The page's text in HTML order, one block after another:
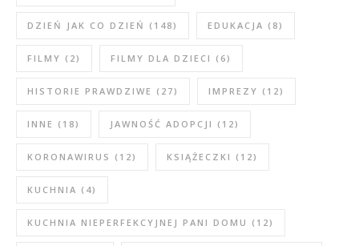
DZIEŃ JAK CO DZIEŃ (148) EDUKACJA (8)
FILMY (2) FILMY DLA DZIECI (6)
HISTORIE PRAWDZIWE (27) IMPREZY (12)
INNE (18) JAWNOŚĆ ADOPCJI (12)
KORONAWIRUS (12) KSIĄŻECZKI (12)
KUCHNIA (4)
KUCHNIA NIEPERFEKCYJNEJ PANI DOMU (12)